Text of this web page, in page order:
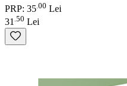
PRP: 35 00 Lei
31 50 Lei